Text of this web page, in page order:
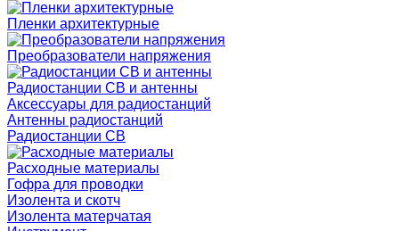
Пленки архитектурные
Преобразователи напряжения
Радиостанции CB и антенны
Аксессуары для радиостанций
Антенны радиостанций
Радиостанции CB
Расходные материалы
Гофра для проводки
Изолента и скотч
Изолента матерчатая